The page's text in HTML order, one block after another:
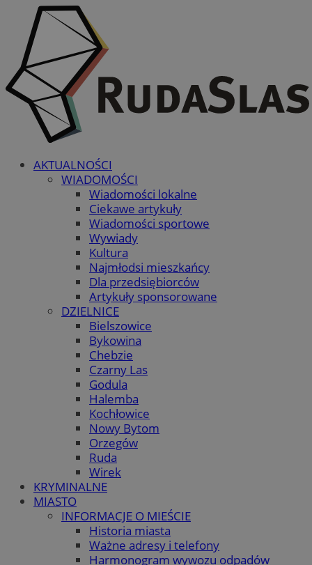
AKTUALNOŚCI
WIADOMOŚCI
Wiadomości lokalne
Ciekawe artykuły
Wiadomości sportowe
Wywiady
Kultura
Najmłodsi mieszkańcy
Dla przedsiębiorców
Artykuły sponsorowane
DZIELNICE
Bielszowice
Bykowina
Chebzie
Czarny Las
Godula
Halemba
Kochłowice
Nowy Bytom
Orzegów
Ruda
Wirek
KRYMINALNE
MIASTO
INFORMACJE O MIEŚCIE
Historia miasta
Ważne adresy i telefony
Harmonogram wywozu odpadów